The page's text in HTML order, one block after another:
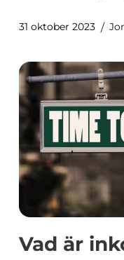
31 oktober 2023
Vad är